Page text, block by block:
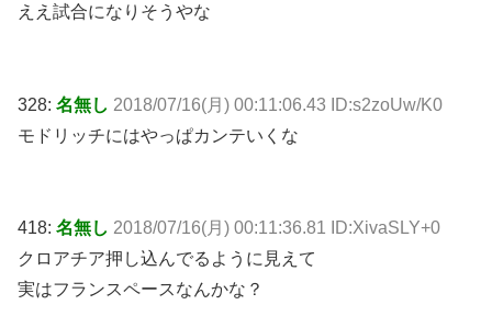
ええ試合になりそうやな
328: 名無し 2018/07/16(月) 00:11:06.43 ID:s2zoUw/K0
モドリッチにはやっぱカンテいくな
418: 名無し 2018/07/16(月) 00:11:36.81 ID:XivaSLY+0
クロアチア押し込んでるように見えて
実はフランスペースなんかな？